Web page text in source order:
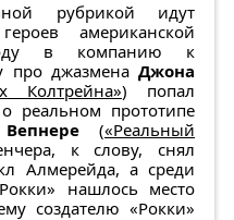
рубрикой идут
американской
в компанию к
про джазмена Джона
Колтрейна») попал
реальном прототипе
(«Реальный
к слову, снял
Алмерейда, а среди
нашлось место
создателю «Рокки»